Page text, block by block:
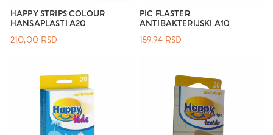
HAPPY STRIPS COLOUR
HANSAPLASTI A20
210,00 RSD
PIC FLASTER
ANTIBAKTERIJSKI A10
159,94 RSD